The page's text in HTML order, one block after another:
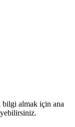
bilgi almak için ana